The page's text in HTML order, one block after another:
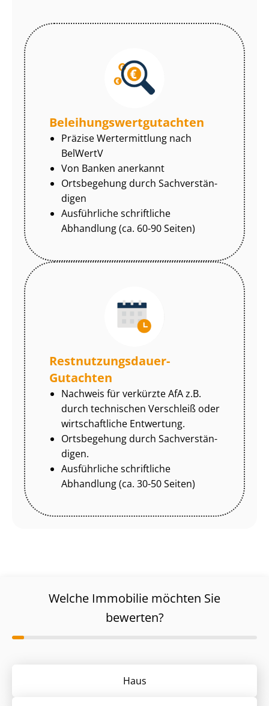
Be­lei­hungs­wert­gut­ach­ten
Präzise Wertermittlung nach
BelWertV
Von Banken anerkannt
Ortsbegehung durch Sach­ver­stän­
di­gen
Ausführliche schriftliche
Abhandlung (ca. 60-90 Seiten)
Rest­nut­zungs­dau­er-
Gutachten
Nachweis für verkürzte AfA z.B.
durch technischen Verschleiß oder
wirtschaftliche Entwertung.
Ortsbegehung durch Sach­ver­stän­
di­gen.
Ausführliche schriftliche
Abhandlung (ca. 30-50 Seiten)
Welche Immobilie möchten Sie
bewerten?
Haus